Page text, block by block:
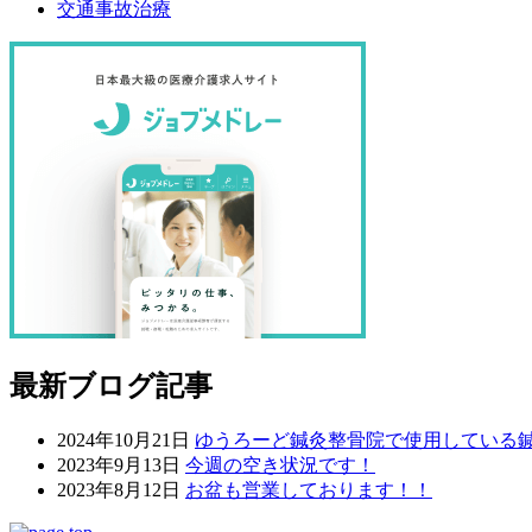
交通事故治療
最新ブログ記事
2024年10月21日 ゆうろーど鍼灸整骨院で使用している
2023年9月13日 今週の空き状況です！
2023年8月12日 お盆も営業しております！！